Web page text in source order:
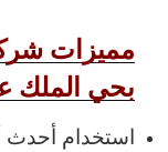
مميزات
بحي الملك
استخدام